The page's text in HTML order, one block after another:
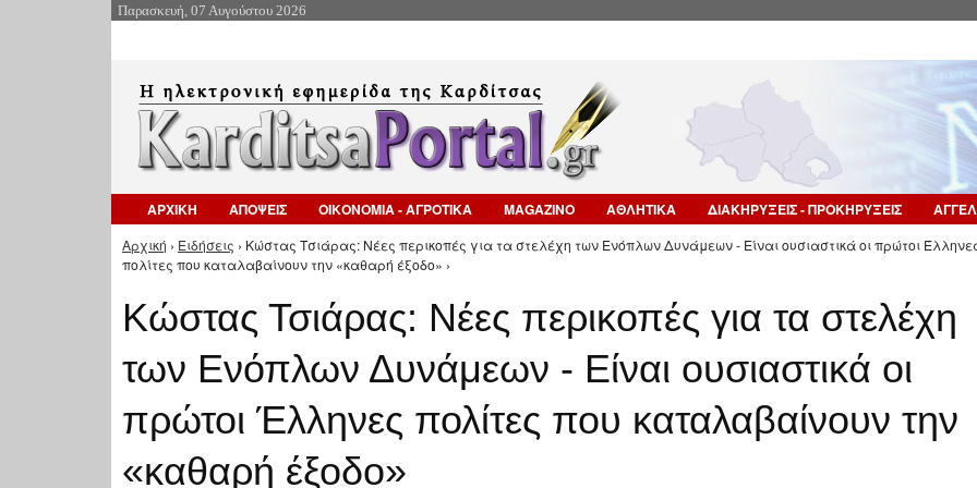
Παρασκευή, 07 Αυγούστου 2026
ΑΡΧΙΚΗ ΑΠΟΨΕΙΣ ΟΙΚΟΝΟΜΙΑ - ΑΓΡΟΤΙΚΑ MAGAZINO ΑΘΛΗΤΙΚΑ ΔΙΑΚΗΡΥΞΕΙΣ - ΠΡΟΚΗΡΥΞΕΙΣ
Είστε εδώ
Αρχική › Ειδήσεις › Κώστας Τσιάρας: Νέες περικοπές για τα στελέχη των Ενόπλων Δυνάμεων - Είναι ουσιαστικά οι πρώτοι
πολίτες που καταλαβαίνουν την «καθαρή έξοδο» ›
Κώστας Τσιάρας: Νέες περικοπές για τα στελέχη
των Ενόπλων Δυνάμεων - Είναι ουσιαστικά οι
πρώτοι Έλληνες πολίτες που καταλαβαίνουν την
«καθαρή έξοδο»